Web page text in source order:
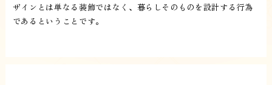
ザインとは単なる装飾ではなく、暮らしそのものを設計する行為
であるということです。